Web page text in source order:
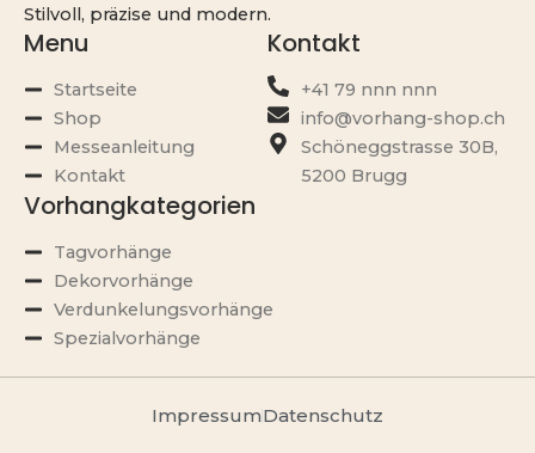
Stilvoll, präzise und modern.
Menu
Startseite
Shop
Messeanleitung
Kontakt
Vorhangkategorien
Tagvorhänge
Dekorvorhänge
Verdunkelungsvorhänge
Spezialvorhänge
Kontakt
+41 79 nnn nnn
info@vorhang-shop.ch
Schöneggstrasse 30B,
5200 Brugg
ImpressumDatenschutz